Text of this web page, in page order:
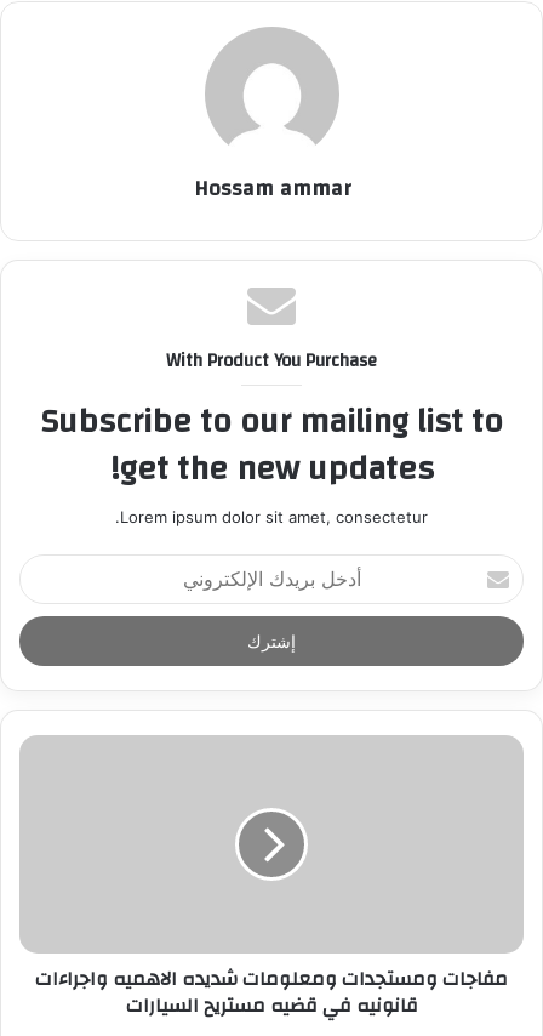
Hossam ammar
With Product You Purchase
Subscribe to our mailing list to
get the new updates!
Lorem ipsum dolor sit amet, consectetur.
أ
د
خ
ل
ر
د
ر
مفاجات ومستجدات ومعلومات شديده الاهميه واجراءات
قانونيه في قضيه مستريح السيارات